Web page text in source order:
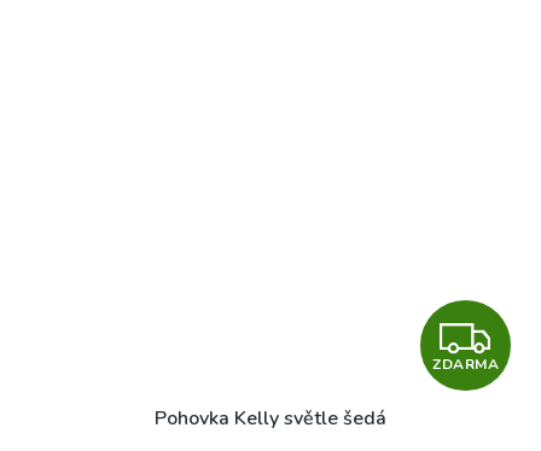
Z
D
ZDARMA
Pohovka Kelly světle šedá